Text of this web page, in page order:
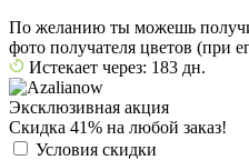
По желанию ты можешь
фото получателя цветов (при
Истекает через: 183 дн.
Эксклюзивная акция
Скидка 41% на любой заказ!
Условия скидки